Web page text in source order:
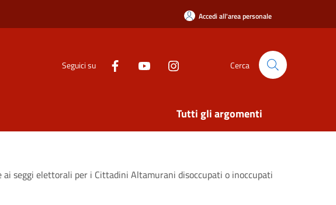
Accedi all'area personale
Seguici su Cerca
Tutti gli argomenti
seggi elettorali per i Cittadini Altamurani disoccupati o inoccupati